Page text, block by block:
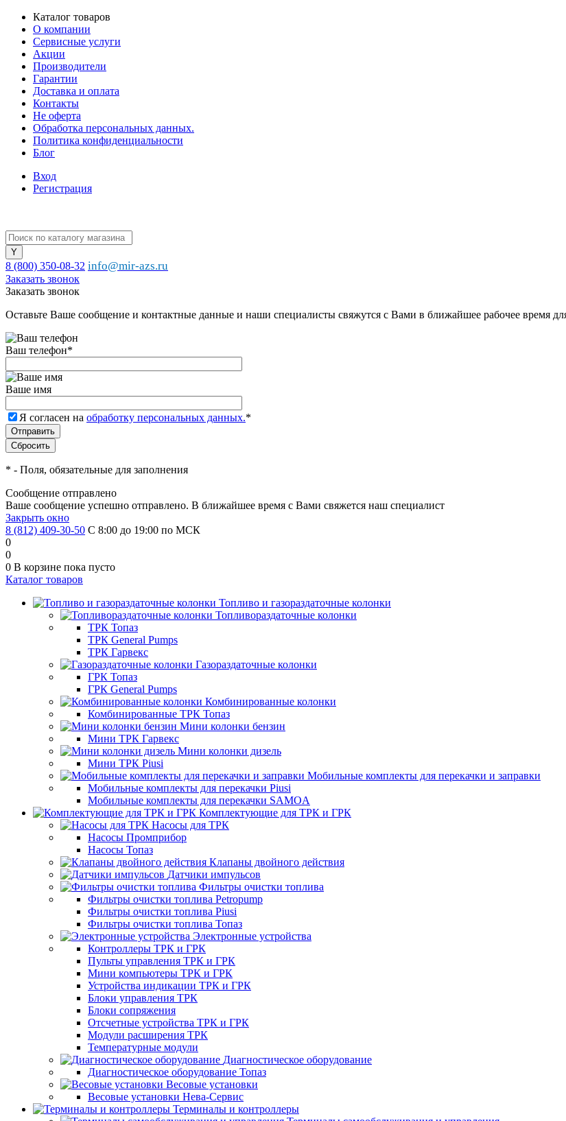
Каталог товаров
О компании
Сервисные услуги
Акции
Производители
Гарантии
Доставка и оплата
Контакты
Не оферта
Обработка персональных данных.
Политика конфиденциальности
Блог
Вход
Регистрация
8 (800) 350-08-32 info@mir-azs.ru
Заказать звонок
Заказать звонок
Оставьте Ваше сообщение и контактные данные и наши специалисты свяжутся с Вами в ближайшее рабочее время
Ваш телефон*
Ваше имя
Я согласен на обработку персональных данных.*
* - Поля, обязательные для заполнения
Сообщение отправлено
Ваше сообщение успешно отправлено. В ближайшее время с Вами свяжется наш специалист
Закрыть окно
8 (812) 409-30-50 С 8:00 до 19:00 по МСК
0
0
0 В корзине пока пусто
Каталог товаров
Топливо и газораздаточные колонки
Топливораздаточные колонки
ТРК Топаз
ТРК General Pumps
ТРК Гарвекс
Газораздаточные колонки
ГРК Топаз
ГРК General Pumps
Комбинированные колонки
Комбинированные ТРК Топаз
Мини колонки бензин
Мини ТРК Гарвекс
Мини колонки дизель
Мини ТРК Piusi
Мобильные комплекты для перекачки и заправки
Мобильные комплекты для перекачки Piusi
Мобильные комплекты для перекачки SAMOA
Комплектующие для ТРК и ГРК
Насосы для ТРК
Насосы Промприбор
Насосы Топаз
Клапаны двойного действия
Датчики импульсов
Фильтры очистки топлива
Фильтры очистки топлива Petropump
Фильтры очистки топлива Piusi
Фильтры очистки топлива Топаз
Электронные устройства
Контроллеры ТРК и ГРК
Пульты управления ТРК и ГРК
Мини компьютеры ТРК и ГРК
Устройства индикации ТРК и ГРК
Блоки управления ТРК
Блоки сопряжения
Отсчетные устройства ТРК и ГРК
Модули расширения ТРК
Температурные модули
Диагностическое оборудование
Диагностическое оборудование Топаз
Весовые установки
Весовые установки Нева-Сервис
Терминалы и контроллеры